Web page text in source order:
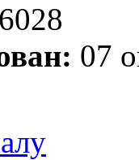
6028
07